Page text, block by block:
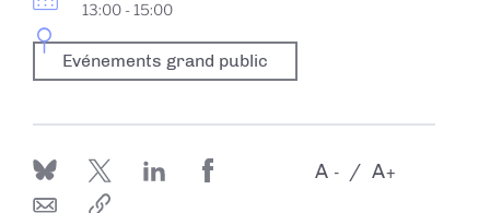
13:00 -15:00
Evénements grand public
-
A +
A